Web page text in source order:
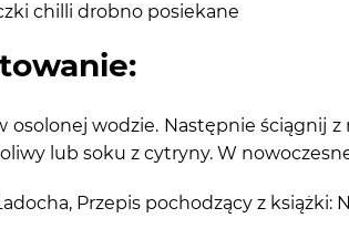
chilli drobno posiekane
osolonej wodzie. Następnie ściągnij
lub soku z cytryny. W
Przepis pochodzący z książki: